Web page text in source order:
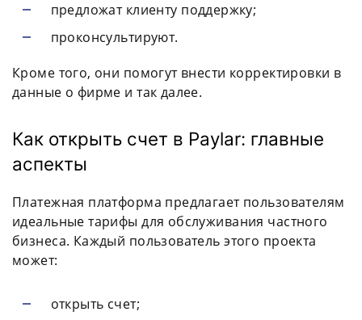
предложат клиенту поддержку;
проконсультируют.
Кроме того, они помогут внести корректировки в
данные о фирме и так далее.
Как открыть счет в Paylar: главные
аспекты
Платежная платформа предлагает пользователям
идеальные тарифы для обслуживания частного
бизнеса. Каждый пользователь этого проекта
может:
открыть счет;